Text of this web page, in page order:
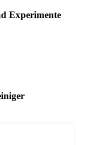
Experimente